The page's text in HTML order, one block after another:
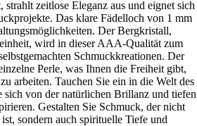
zeitlose Eleganz aus und eignet sich
Das klare Fädelloch von 1 mm
Der Bergkristall,
wird in dieser AAA-Qualität zum
Schmuckkreationen. Der
Perle, was Ihnen die Freiheit gibt,
arbeiten. Tauchen Sie ein in die Welt des
sich von der natürlichen Brillanz und tiefen
Gestalten Sie Schmuck, der nicht
sondern auch spirituelle Tiefe und